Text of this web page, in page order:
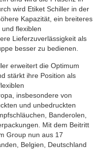
wird Etiket Schiller in der
Kapazität, ein breiteres
flexiblen
Lieferzuverlässigkeit als
besser zu bedienen.
erweitert die Optimum
stärkt ihre Position als
insbesondere von
und unbedruckten
Banderolen,
Mit dem Beitritt
Group nun aus 17
Belgien, Deutschland